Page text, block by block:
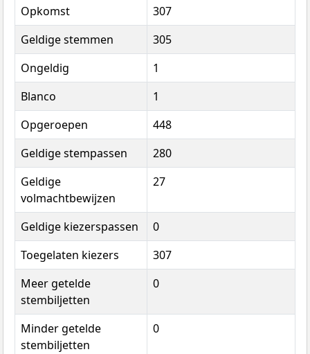
Opkomst
307
Geldige stemmen
305
Ongeldig
1
Blanco
1
Opgeroepen
448
Geldige stempassen
280
Geldige
volmachtbewijzen
27
Geldige kiezerspassen
0
Toegelaten kiezers
307
Meer getelde
stembiljetten
0
Minder getelde
stembiljetten
0